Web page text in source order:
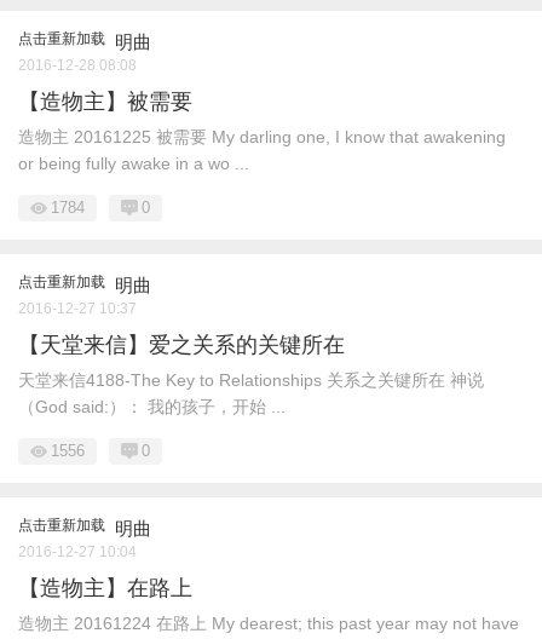
点击重新加载 明曲
2016-12-28 08:08
【造物主】被需要
造物主 20161225 被需要 My darling one, I know that awakening
or being fully awake in a wo ...
1784 0
点击重新加载 明曲
2016-12-27 10:37
【天堂来信】爱之关系的关键所在
天堂来信4188-The Key to Relationships 关系之关键所在 神说
（God said:）： 我的孩子，开始 ...
1556 0
点击重新加载 明曲
2016-12-27 10:04
【造物主】在路上
造物主 20161224 在路上 My dearest; this past year may not have